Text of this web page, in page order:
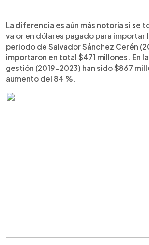
La diferencia es aún más notoria si se
valor en dólares pagado para importar
periodo de Salvador Sánchez Cerén
importaron en total $471 millones. En
gestión (2019-2023) han sido $867
aumento del 84 %.